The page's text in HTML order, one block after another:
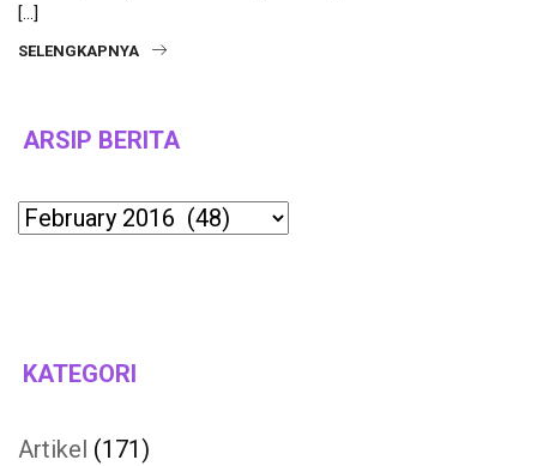
[…]
SELENGKAPNYA
ARSIP BERITA
Archives
KATEGORI
Artikel (171)